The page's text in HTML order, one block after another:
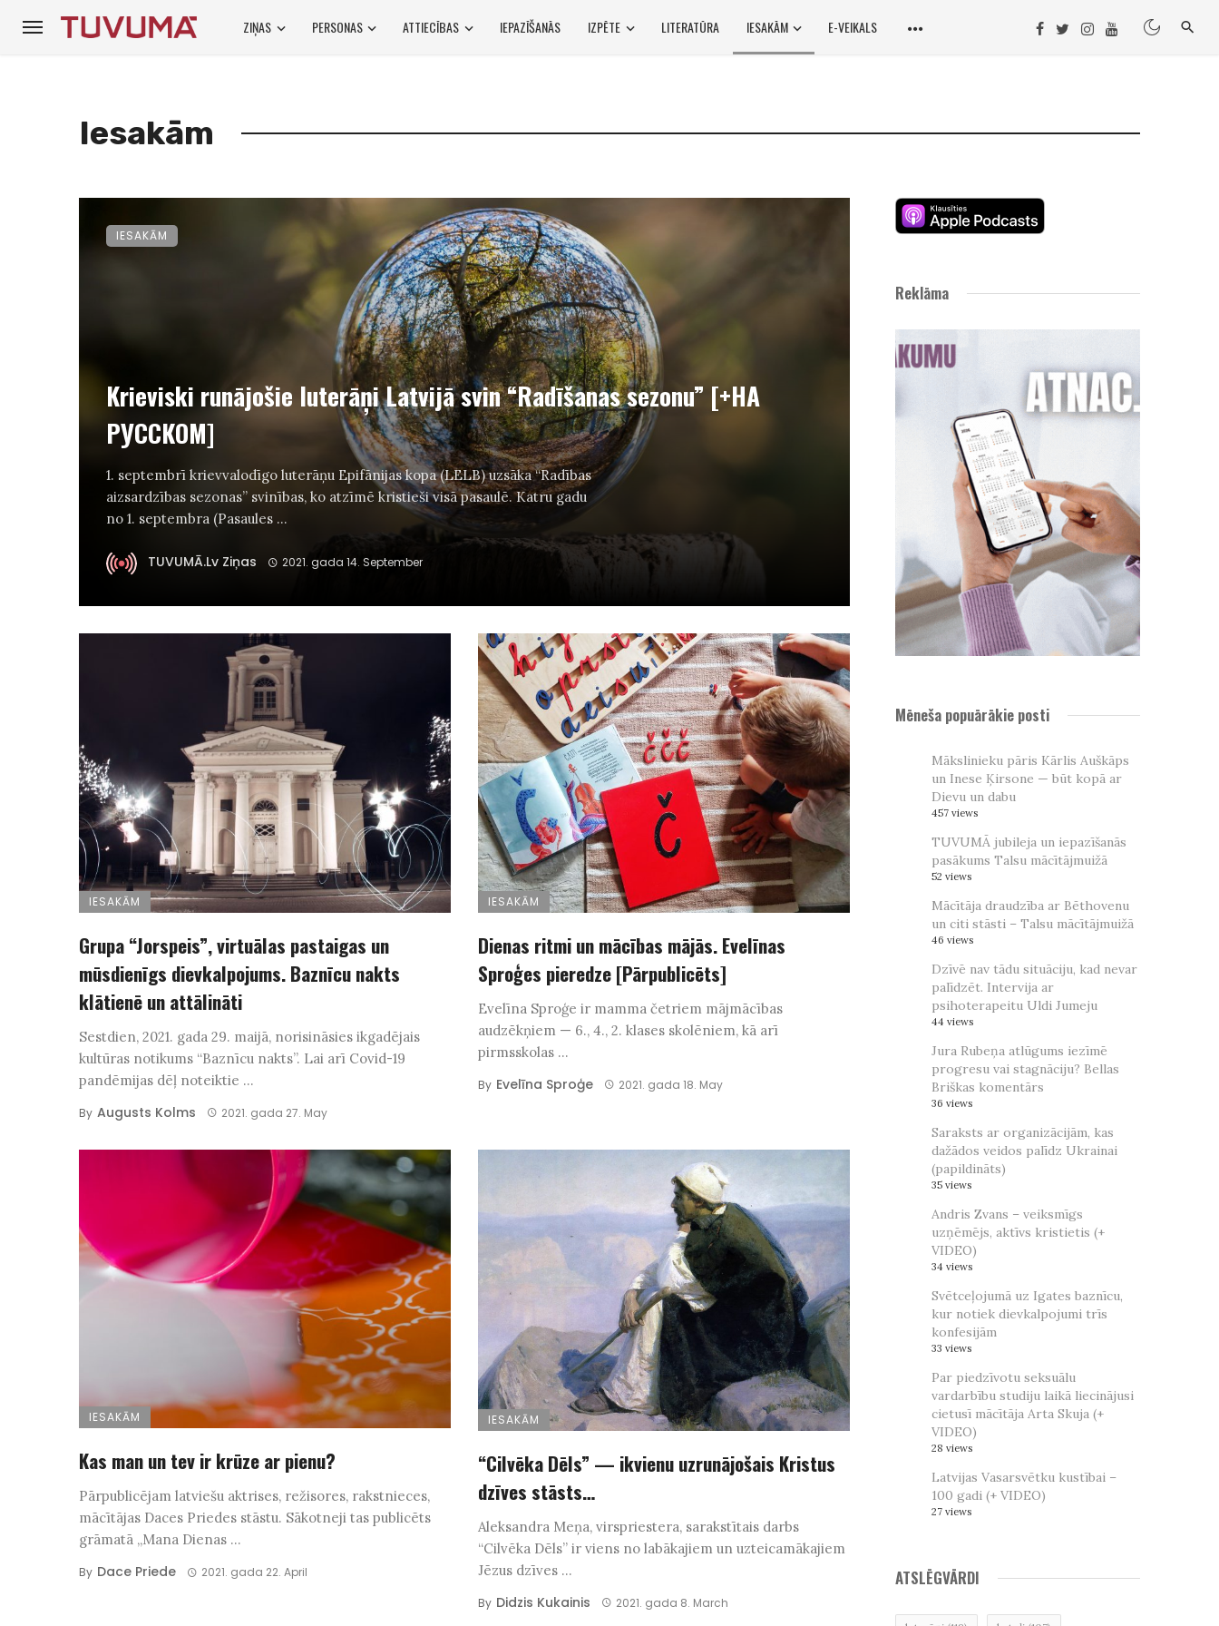
ZIŅAS PERSONAS ATTIECĪBAS IEPAZĪŠANĀS IZPĒTE LITERATŪRA IESAKĀM E-VEIKALS
Iesakām
Krieviski runājošie luterāņi Latvijā svin “Radīšanas sezonu” [+НА
РУССКОМ]
1. septembrī krievvalodīgo luterāņu Epifānijas kopa (LELB) uzsāka “Radības
aizsardzības sezonas” svinības, ko atzīmē kristieši visā pasaulē. Katru gadu
no 1. septembra (Pasaules ...
TUVUMĀ.lv Ziņas 2021. gada 14. September
IESAKĀM
IESAKĀM
Grupa “Jorspeis”, virtuālas pastaigas un
mūsdienīgs dievkalpojums. Baznīcu nakts
klātienē un attālināti
Sestdien, 2021. gada 29. maijā, norisināsies ikgadējais
kultūras notikums “Baznīcu nakts”. Lai arī Covid-19
pandēmijas dēļ noteiktie ...
By Augusts Kolms 2021. gada 27. May
IESAKĀM
Dienas ritmi un mācības mājās. Evelīnas
Sproģes pieredze [Pārpublicēts]
Evelīna Sproģe ir mamma četriem mājmācības
audzēkņiem — 6., 4., 2. klases skolēniem, kā arī
pirmsskolas ...
By Evelīna Sproģe 2021. gada 18. May
IESAKĀM
Kas man un tev ir krūze ar pienu?
Pārpublicējam latviešu aktrises, režisores, rakstnieces,
mācītājas Daces Priedes stāstu. Sākotneji tas publicēts
grāmatā „Mana Dienas ...
By Dace Priede 2021. gada 22. April
IESAKĀM
“Cilvēka Dēls” — ikvienu uzrunājošais Kristus
dzīves stāsts…
Aleksandra Meņa, virspriestera, sarakstītais darbs
“Cilvēka Dēls” ir viens no labākajiem un uzteicamākajiem
Jēzus dzīves ...
By Didzis Kukainis 2021. gada 8. March
Reklāma
Mēneša popuārākie posti
Mākslinieku pāris Kārlis Auškāps
un Inese Ķirsone — būt kopā ar
Dievu un dabu
457 views
TUVUMĀ jubileja un iepazīšanās
pasākums Talsu mācītājmuižā
52 views
Mācītāja draudzība ar Bēthovenu
un citi stāsti – Talsu mācītājmuižā
46 views
Dzīvē nav tādu situāciju, kad nevar
palīdzēt. Intervija ar
psihoterapeitu Uldi Jumeju
44 views
Jura Rubeņa atlūgums iezīmē
progresu vai stagnāciju? Bellas
Briškas komentārs
36 views
Saraksts ar organizācijām, kas
dažādos veidos palīdz Ukrainai
(papildināts)
35 views
Andris Zvans – veiksmīgs
uzņēmējs, aktīvs kristietis (+
VIDEO)
34 views
Svētceļojumā uz Igates baznīcu,
kur notiek dievkalpojumi trīs
konfesijām
33 views
Par piedzīvotu seksuālu
vardarbību studiju laikā liecinājusi
cietusī mācītāja Arta Skuja (+
VIDEO)
28 views
Latvijas Vasarsvētku kustībai –
100 gadi (+ VIDEO)
27 views
ATSLĒGVĀRDI